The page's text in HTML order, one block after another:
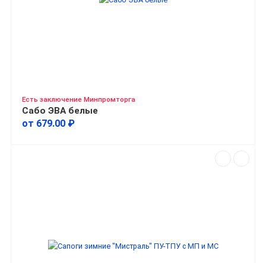
Есть заключение Минпромторга
Сабо ЭВА белые
от 679.00 ₽